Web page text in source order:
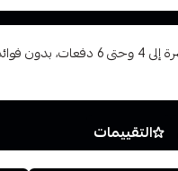
قسم دفعاتك بطريقة ميسرة إلى 4
التقييمات